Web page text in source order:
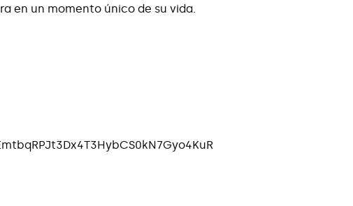
en un momento único de su vida.